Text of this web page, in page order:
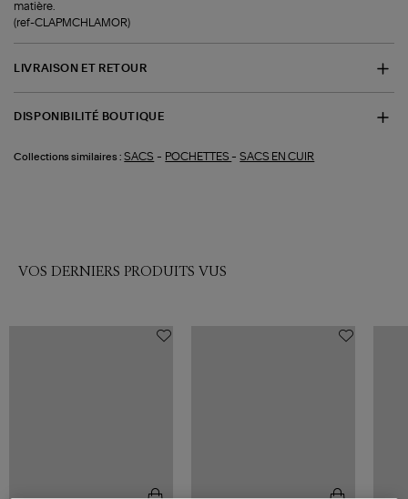
matière.
(ref-CLAPMCHLAMOR)
LIVRAISON ET RETOUR
DISPONIBILITÉ BOUTIQUE
Collections similaires : SACS - POCHETTES -SACS EN CUIR
VOS DERNIERS PRODUITS VUS